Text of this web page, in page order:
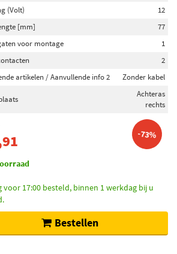
(Volt)
12
[mm]
77
voor montage
1
2
artikelen / Aanvullende info 2
Zonder kabel
Achteras
rechts
-73%
voor 17:00 besteld, binnen 1 werkdag bij u
Bestellen